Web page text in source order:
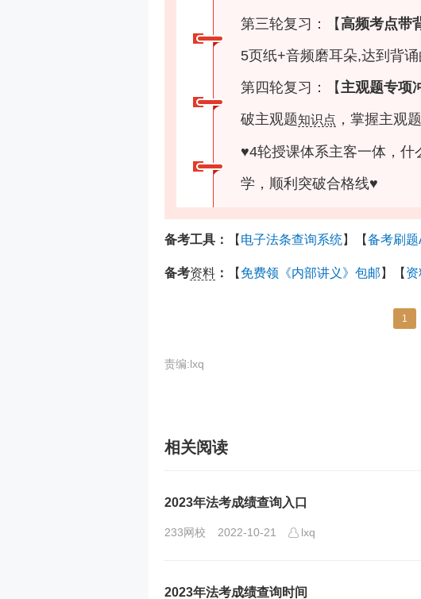
第三轮复习：【高频考点带
5页纸+音频磨耳朵,达到背
第四轮复习：【主观题专项
破主观题知识点 ，掌握主观
♥4轮授课体系主客一体，什
学，顺利突破合格线♥
备考工具： 【 电子法条查询系统】【备考刷
备考资料 ： 【 免费领《内部讲义》包邮 】【
1
责编:lxq
相关阅读
2023年法考成绩查询入口
233网校 2022-10-21 lxq
2023年法考成绩查询时间